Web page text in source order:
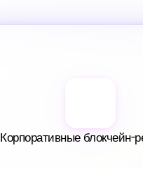
Корпоративные блокчейн-